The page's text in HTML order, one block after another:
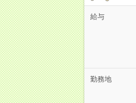
給与
勤務地